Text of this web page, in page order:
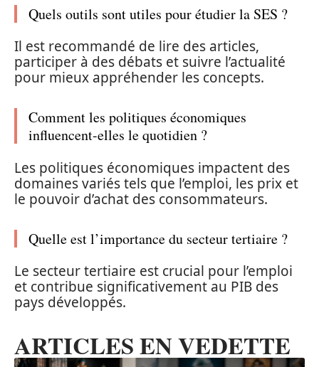
Quels outils sont utiles pour étudier la SES ?
Il est recommandé de lire des articles,
participer à des débats et suivre l’actualité
pour mieux appréhender les concepts.
Comment les politiques économiques
influencent-elles le quotidien ?
Les politiques économiques impactent des
domaines variés tels que l’emploi, les prix et
le pouvoir d’achat des consommateurs.
Quelle est l’importance du secteur tertiaire ?
Le secteur tertiaire est crucial pour l’emploi
et contribue significativement au PIB des
pays développés.
ARTICLES EN VEDETTE